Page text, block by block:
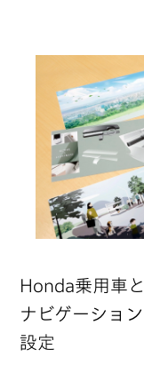
Honda乗用車
ナビゲーショ
設定